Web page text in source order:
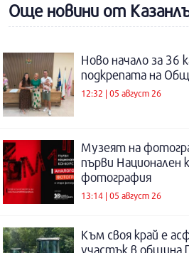
Още новини от
Ново начало за 36
подкрепата на
12:32 | 05 август 26
Музеят на
първи Национален
фотография
13:14 | 05 август 26
Към своя край е
участък в община